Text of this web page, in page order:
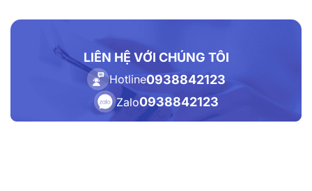
LIÊN HỆ VỚI CHÚNG TÔI
Hotline0938842123
Zalo0938842123